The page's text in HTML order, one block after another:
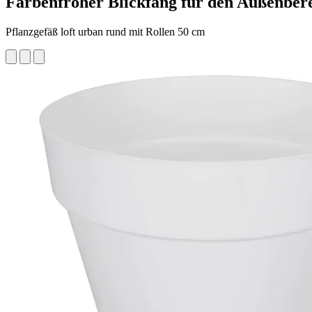
Pflanzgefäß loft urban rund mit Rollen 50 cm